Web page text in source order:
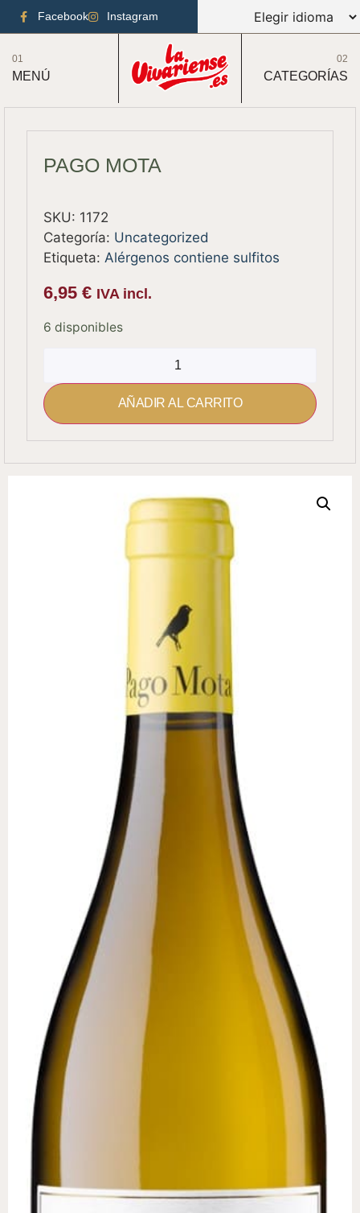
Facebook Instagram
01
MENÚ
02
CATEGORÍAS
PAGO MOTA
SKU: 1172
Categoría: Uncategorized
Etiqueta: Alérgenos contiene sulfitos
6,95€ IVA incl.
6 disponibles
AÑADIR AL CARRITO